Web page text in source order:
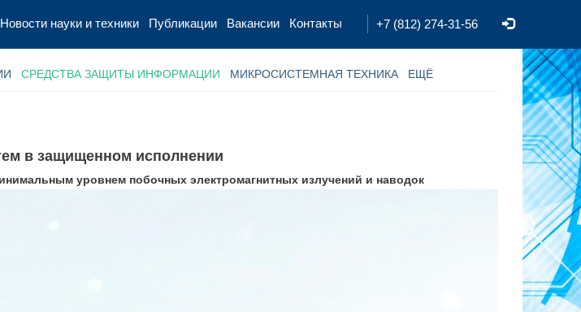
+7 (812) 274-31-56
Новости науки и техники Публикации Вакансии Контакты
ЕЩЁ
СРЕДСТВА ЗАЩИТЫ ИНФОРМАЦИИ МИКРОСИСТЕМНАЯ ТЕХНИКА
в защищенном исполнении
уровнем побочных электромагнитных излучений и наводок